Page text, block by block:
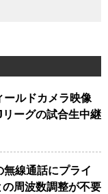
ールドカメラ映像
ーグの試合生中継
線通話にプライ
周波数調整が不要